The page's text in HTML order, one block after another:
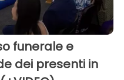
funerale e
dei presenti in